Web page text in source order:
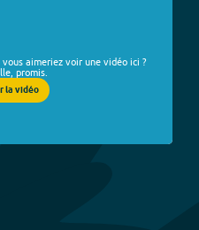
vous aimeriez voir une vidéo ici ?
promis.
la vidéo